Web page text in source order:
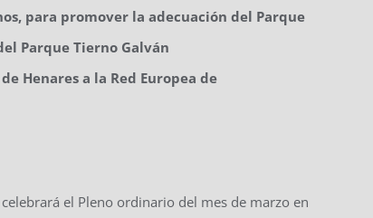
para promover la adecuación del Parque
Parque Tierno Galván
Henares a la Red Europea de
el Pleno ordinario del mes de marzo en